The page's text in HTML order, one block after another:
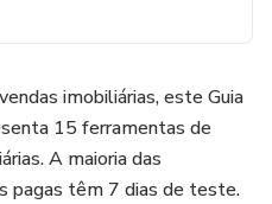
imobiliárias, este Guia
15 ferramentas de
A maioria das
pagas têm 7 dias de teste.